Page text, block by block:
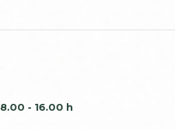
8.00 - 16.00 h